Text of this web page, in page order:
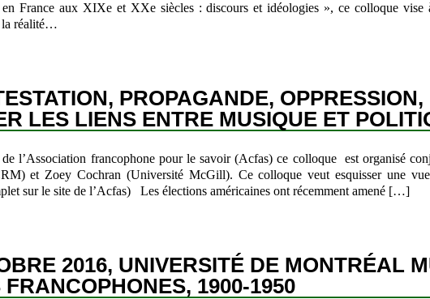
France aux XIXe et XXe siècles : discours et idéologies », ce colloque vise
la réalité…
PROPAGANDE,
LES LIENS ENTRE MUSIQUE ET
de l’Association francophone pour le savoir (Acfas) ce colloque est organisé
et Zoey Cochran (Université McGill). Ce colloque veut esquisser une vue
sur le site de l’Acfas) Les élections américaines ont récemment amené […]
2016, UNIVERSITÉ DE MONTRÉAL
1900-1950